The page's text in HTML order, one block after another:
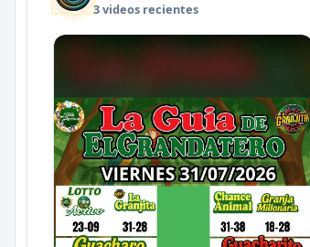
3 videos recientes